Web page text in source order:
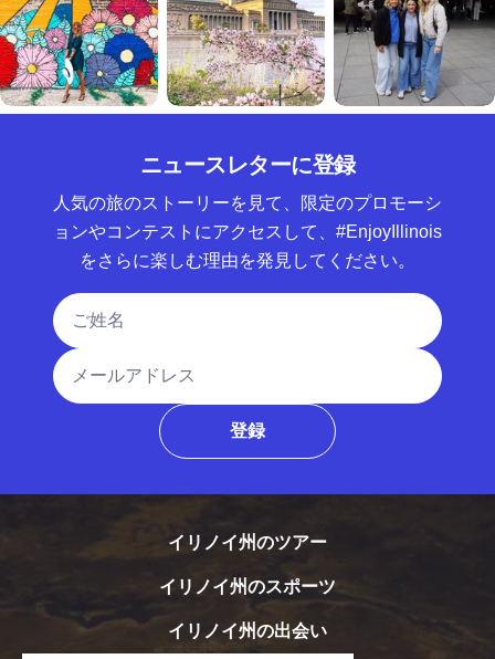
ニュースレターに登録
人気の旅のストーリーを見て、限定のプロモーシ
ョンやコンテストにアクセスして、#EnjoyIllinois
をさらに楽しむ理由を発見してください。
氏名
メールアドレス
登録
イリノイ州のツアー
イリノイ州のスポーツ
イリノイ州の出会い